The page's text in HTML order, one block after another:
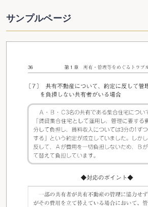
サンプルページ